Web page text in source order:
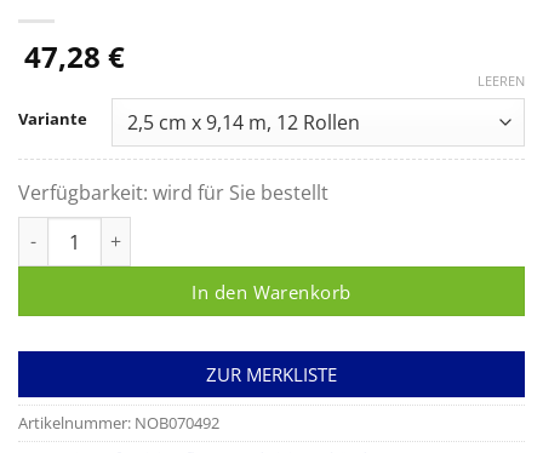
47,28 €
Variante
LEEREN
Verfügbarkeit: wird für Sie bestellt
In den Warenkorb
ZUR MERKLISTE
Artikelnummer: NOB070492